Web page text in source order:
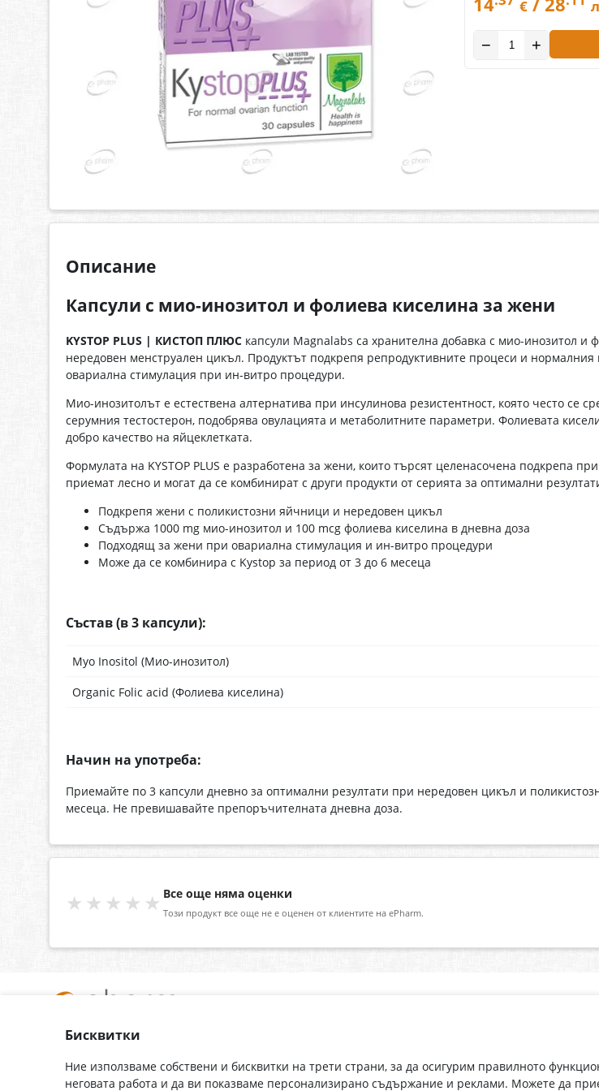
€
− +
Описание
Капсули с мио-инозитол и фолиева киселина за жени
KYSTOP PLUS | КИСТОП ПЛЮС капсули Magnalabs са хранителна добавка с мио-инозитол
нередовен менструален цикъл. Продуктът подкрепя репродуктивните процеси и
овариална стимулация при ин-витро процедури.
Мио-инозитолът е естествена алтернатива при инсулинова резистентност, която често
серумния тестостерон, подобрява овулацията и метаболитните параметри. Фолиевата
добро качество на яйцеклетката.
Формулата на KYSTOP PLUS е разработена за жени, които търсят целенасочена подкрепа
приемат лесно и могат да се комбинират с други продукти от серията за оптимални
Подкрепя жени с поликистозни яйчници и нередовен цикъл
Съдържа 1000 mg мио-инозитол и 100 mcg фолиева киселина в дневна доза
Подходящ за жени при овариална стимулация и ин-витро процедури
Може да се комбинира с Kystop за период от 3 до 6 месеца
Състав (в 3 капсули):
Myo Inositol (Мио-инозитол)
Organic Folic acid (Фолиева киселина)
Начин на употреба:
Приемайте по 3 капсули дневно за оптимални резултати при нередовен цикъл и
месеца. Не превишавайте препоръчителната дневна доза.
★★★★★ Все още няма оценки
Този продукт все още не е оценен от клиентите на ePharm.
За нас
Контакти
Полезни връзки
Доставка
Гаранция
Плащане
С абонамента се съгласявам сПолитиката за
Бисквитки
Ние използваме собствени и бисквитки на трети страни, за да осигурим правилното
неговата работа и да ви показваме персонализирано съдържание и реклами. Можете да